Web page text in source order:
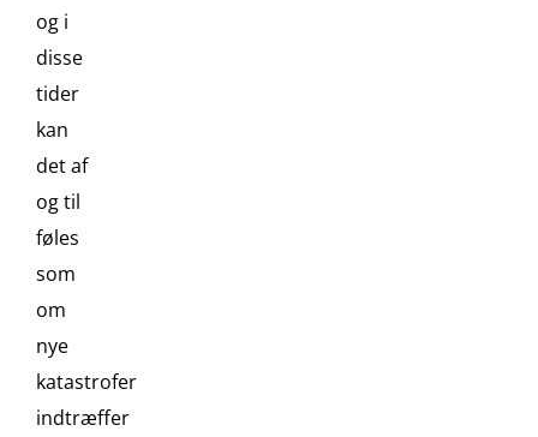
og i
disse
tider
kan
det af
og til
føles
som
om
nye
katastrofer
indtræffer